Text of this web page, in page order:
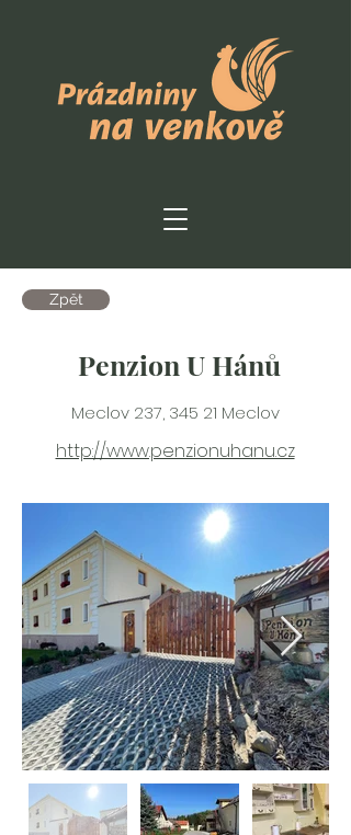
Zpět
Penzion U Hánů
Meclov 237, 345 21 Meclov
http://www.penzionuhanu.cz